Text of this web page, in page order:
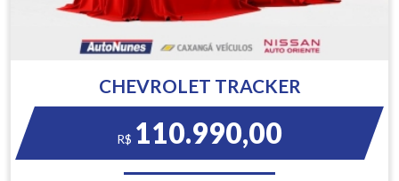
CHEVROLET TRACKER
R$ 110.990,00